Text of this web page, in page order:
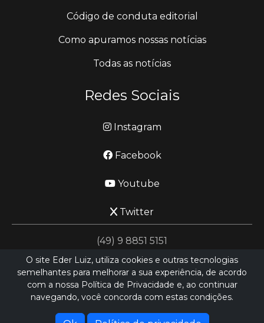
Código de conduta editorial
Como apuramos nossas notícias
Todas as notícias
Redes Sociais
Instagram
Facebook
Youtube
Twitter
(49) 9 8851 5151
jornalismo@ederluiz.com.vc
O site Eder Luiz, utiliza cookies e outras tecnologias
semelhantes para melhorar a sua experiência, de acordo
com a nossa Política de Privacidade e, ao continuar
navegando, você concorda com estas condições.